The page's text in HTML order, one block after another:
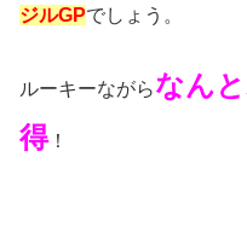
ジルGPでしょう。
ルーキーながらなん
得！